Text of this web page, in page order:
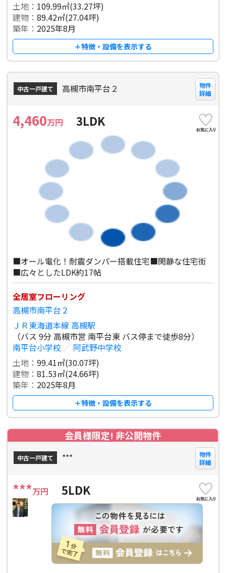
土地： 109.99㎡(33.27坪)
建物：89.42㎡(27.04坪)
築年： 2025年8月
＋特徴・設備を表示する
中古一戸建て 高槻市南平台２
物件
詳細
4,460万円 3LDK
■オール電化！耐震ダンパー搭載住宅■閑静な住宅街
■広々としたLDK約17帖
全居室フローリング
高槻市南平台２
ＪＲ東海道本線 高槻駅
（バス 9分 高槻市営 南平台東 バス停まで徒歩8分）
南平台小学校 ／ 阿武野中学校
土地：99.41㎡(30.07坪)
建物：81.53㎡(24.66坪)
築年： 2025年8月
＋特徴・設備を表示する
会員様限定! 非公開物件
中古一戸建て ***
物件
詳細
***万円 5LDK